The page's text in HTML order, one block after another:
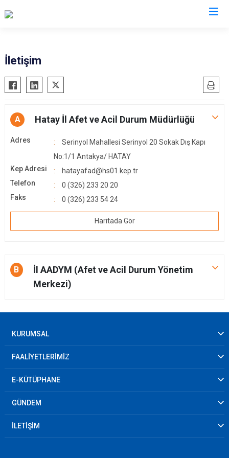
İletişim
A Hatay İl Afet ve Acil Durum Müdürlüğü
Adres
Serinyol Mahallesi Serinyol 20 Sokak Dış Kapı
No:1/1 Antakya/ HATAY
Kep Adresi
hatayafad@hs01.kep.tr
Telefon
0 (326) 233 20 20
Faks
0 (326) 233 54 24
Haritada Gör
B
İl AADYM (Afet ve Acil Durum Yönetim
Merkezi)
KURUMSAL
FAALİYETLERİMİZ
E-KÜTÜPHANE
GÜNDEM
İLETİŞİM